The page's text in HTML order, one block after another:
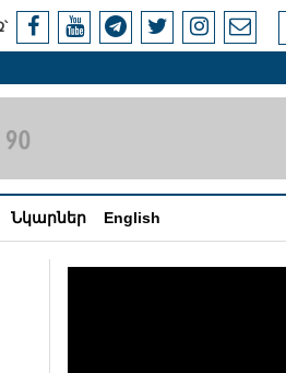
Նկարներ English